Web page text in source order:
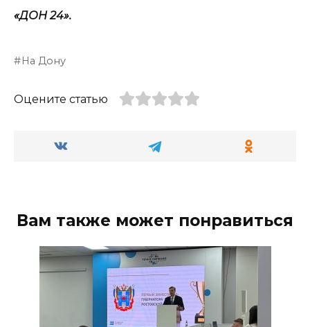
«ДОН 24».
На Дону
Оцените статью
Вам также может понравиться